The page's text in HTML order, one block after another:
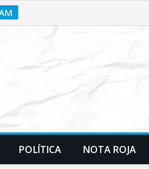
POLÍTICA NOTA ROJA